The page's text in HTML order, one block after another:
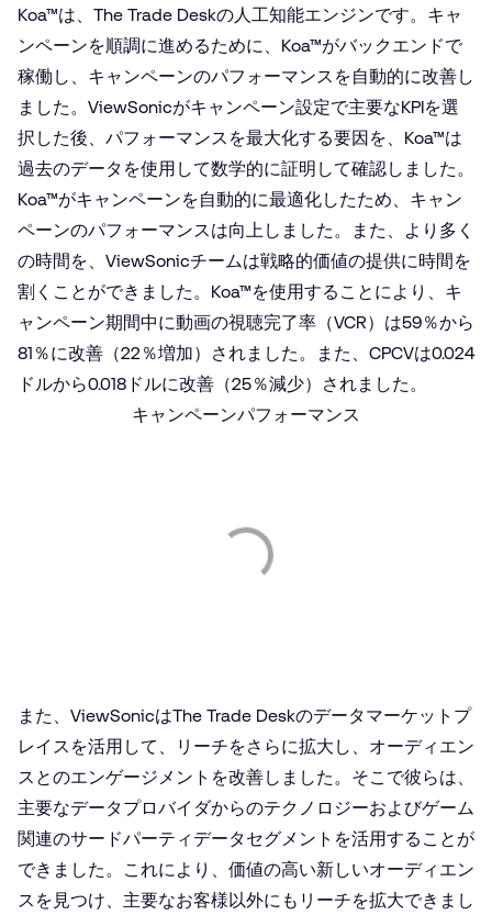
Koa™は、The Trade Deskの人工知能エンジンです。キャ
ンペーンを順調に進めるために、Koa™がバックエンドで
稼働し、キャンペーンのパフォーマンスを自動的に改善し
ました。ViewSonicがキャンペーン設定で主要なKPIを選
択した後、パフォーマンスを最大化する要因を、Koa™は
過去のデータを使用して数学的に証明して確認しました。
Koa™がキャンペーンを自動的に最適化したため、キャン
ペーンのパフォーマンスは向上しました。また、より多く
の時間を、ViewSonicチームは戦略的価値の提供に時間を
割くことができました。Koa™を使用することにより、キ
ャンペーン期間中に動画の視聴完了率（VCR）は59％から
81％に改善（22％増加）されました。また、CPCVは0.024
ドルから0.018ドルに改善（25％減少）されました。
キャンペーンパフォーマンス
また、ViewSonicはThe Trade Deskのデータマーケットプ
レイスを活用して、リーチをさらに拡大し、オーディエン
スとのエンゲージメントを改善しました。そこで彼らは、
主要なデータプロバイダからのテクノロジーおよびゲーム
関連のサードパーティデータセグメントを活用することが
できました。これにより、価値の高い新しいオーディエン
スを見つけ、主要なお客様以外にもリーチを拡大できまし